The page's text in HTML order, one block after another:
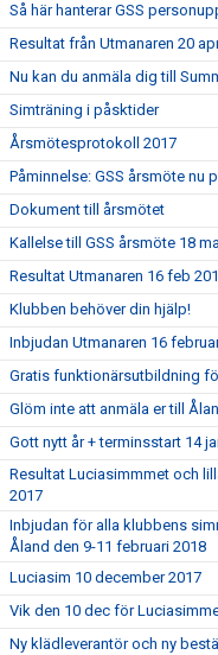
Så här hanterar GSS
Resultat från Utmanaren 20
Nu kan du anmäla dig till
Simträning i påsktider
Årsmötesprotokoll 2017
Påminnelse: GSS årsmöte nu
Dokument till årsmötet
Kallelse till GSS årsmöte 18
Resultat Utmanaren 16 feb
Klubben behöver din hjälp!
Inbjudan Utmanaren 16
Gratis funktionärsutbildning
Glöm inte att anmäla er till
Gott nytt år + terminsstart 14
Resultat Luciasimmmet och
2017
Inbjudan för alla klubbens
Åland den 9-11 februari 2018
Luciasim 10 december 2017
Vik den 10 dec för
Ny klädleverantör och ny